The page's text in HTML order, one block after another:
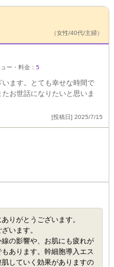
（女性/40代/主婦）
ュー・料金： 5
ます。とても幸せな時間で
お世話になりたいと思いま
[投稿日] 2025/7/15
りがとうございます。
います。
の影響や、お肌にも疲れが
あります。幹細胞導入エス
していく効果がありますの